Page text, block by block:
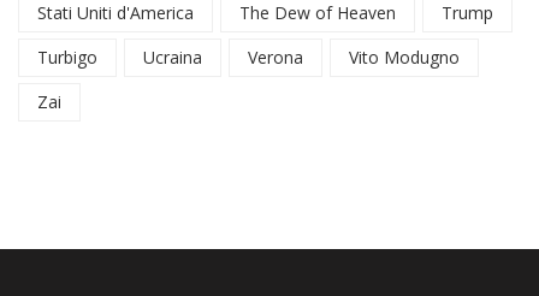
Stati Uniti d'America
The Dew of Heaven
Trump
Turbigo
Ucraina Verona
Vito Modugno
Zai